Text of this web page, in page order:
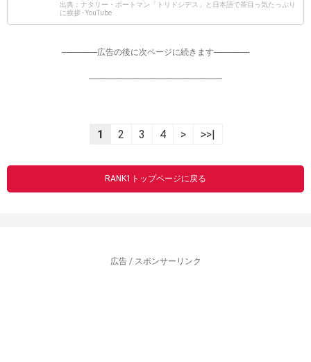
出典：ナタリー・ポートマン「トリドシデス」と日本語で茶目っ気たっぷり
に挨拶 - YouTube
-----------------広告の後に次ページに続きます-----------------
----------------------------------------------------------------
1 2 3 4 > >>|
RANK1トップページに戻る
広告 / スポンサーリンク